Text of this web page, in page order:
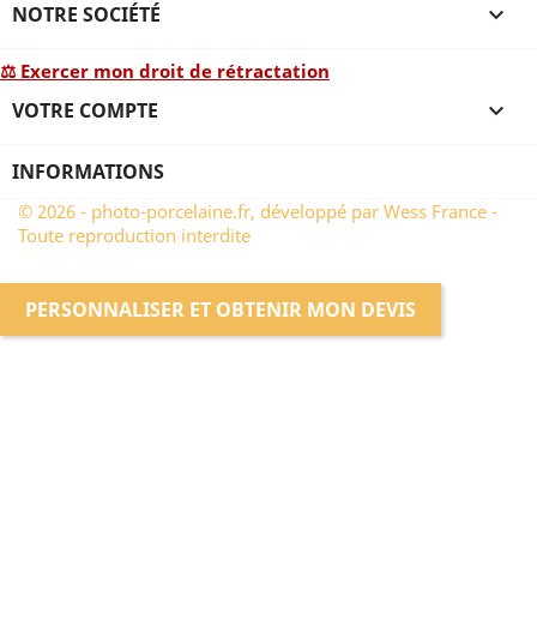
NOTRE SOCIÉTÉ 
⚖ Exercer mon droit de rétractation
VOTRE COMPTE 
INFORMATIONS
© 2026 - photo-porcelaine.fr, développé par Wess France -
Toute reproduction interdite
PERSONNALISER ET OBTENIR MON DEVIS